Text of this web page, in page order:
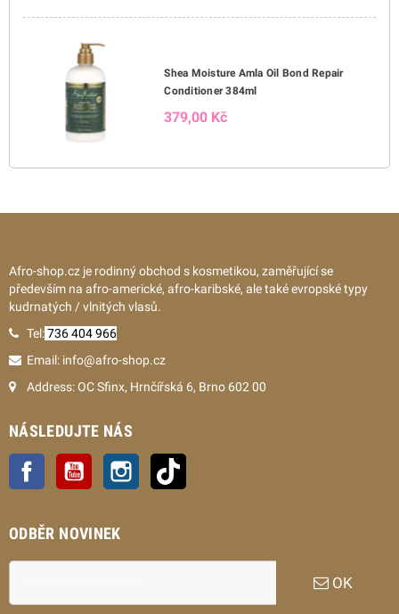
Shea Moisture Amla Oil Bond Repair
Conditioner 384ml
379,00 Kč
Afro-shop.cz je rodinný obchod s kosmetikou, zaměřující se
především na afro-americké, afro-karibské, ale také evropské typy
kudrnatých / vlnitých vlasů.
Tel:736 404 966
Email: info@afro-shop.cz
Address: OC Sfinx, Hrnčířská 6, Brno 602 00
NÁSLEDUJTE NÁS
Facebook YouTube Instagram
ODBĚR NOVINEK
OK